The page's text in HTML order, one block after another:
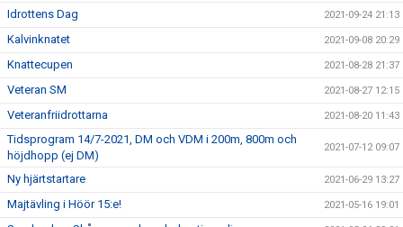
Idrottens Dag 2021-09-24 21:13
Kalvinknatet 2021-09-08 20:29
Knattecupen 2021-08-28 21:37
Veteran SM 2021-08-27 12:15
Veteranfriidrottarna 2021-08-20 11:43
Tidsprogram 14/7-2021, DM och VDM i 200m, 800m och
höjdhopp (ej DM)
2021-07-12 09:07
Ny hjärtstartare 2021-06-29 13:27
Majtävling i Höör 15:e! 2021-05-16 19:01